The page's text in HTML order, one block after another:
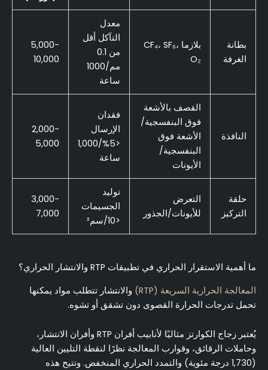
بطانة
الغرفة
بلازما CF₄، SF₆،
O₂
معدل
التآكل أقل
من 0.1
مم/1000
ساعة
5,000-
10,000
النافذة
القصف بالأشعة
فوق البنفسجية/
الأشعة فوق
البنفسجية/
الأيونات
فقدان
الإرسال
<5%/1,000
ساعة
2,000-
5,000
حلقة
التركيز
التعرض
للأيونات/الجذور
توليد
الجسيمات
<10/سم²
3,000-
7,000
ما أهمية الاستقرار الحراري في تطبيقات RTP والانتشار الحراري؟
المعالجة الحرارية السريعة (RTP)
والانتشار تتطلب مواد يمكنها
تحمل تدرجات الحرارة القصوى دون تشقق أو تشوه.
يُعتبر زجاج الكوارتز مثاليًا لأنابيب أفران RTP وأفران الانتشار،
وحاملات الرقائق، وقوارب المعالجة نظرًا لنقطة التليين العالية
(1,730 درجة مئوية) والتمدد الحراري المنخفض. وتتيح هذه